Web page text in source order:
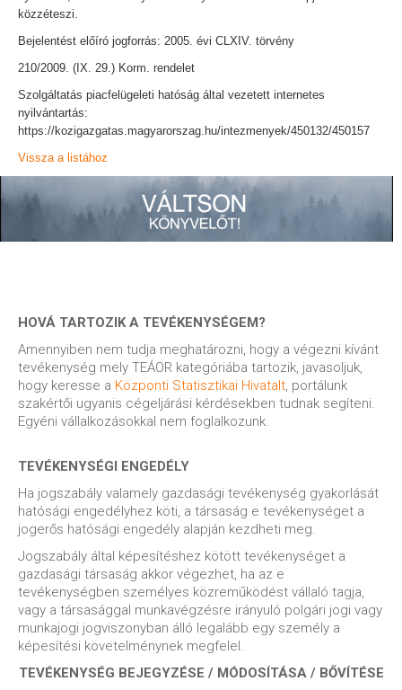
közzéteszi.
Bejelentést előíró jogforrás: 2005. évi CLXIV. törvény
210/2009. (IX. 29.) Korm. rendelet
Szolgáltatás piacfelügeleti hatóság által vezetett internetes
nyilvántartás:
https://kozigazgatas.magyarorszag.hu/intezmenyek/450132/450157
Vissza a listához
HOVÁ TARTOZIK A TEVÉKENYSÉGEM?
Amennyiben nem tudja meghatározni, hogy a végezni kívánt
tevékenység mely TEÁOR kategóriába tartozik, javasoljuk,
hogy keresse a Központi Statisztikai Hivatalt , portálunk
szakértői ugyanis cégeljárási kérdésekben tudnak segíteni.
Egyéni vállalkozásokkal nem foglalkozunk.
TEVÉKENYSÉGI ENGEDÉLY
Ha jogszabály valamely gazdasági tevékenység gyakorlását
hatósági engedélyhez köti, a társaság e tevékenységet a
jogerős hatósági engedély alapján kezdheti meg.
Jogszabály által képesítéshez kötött tevékenységet a
gazdasági társaság akkor végezhet, ha az e
tevékenységben személyes közreműködést vállaló tagja,
vagy a társasággal munkavégzésre irányuló polgári jogi vagy
munkajogi jogviszonyban álló legalább egy személy a
képesítési követelménynek megfelel.
TEVÉKENYSÉG BEJEGYZÉSE / MÓDOSÍTÁSA / BŐVÍTÉSE